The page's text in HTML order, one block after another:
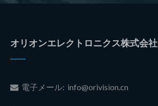
オリオンエレクトロニクス株式会社
 電子メール: info@orivision.cn